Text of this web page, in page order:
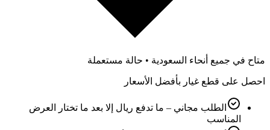
متاح في جميع أنحاء السعودية • حالة مستعملة
احصل على قطع غيار بأفضل الأسعار
الطلب مجاني – ما تدفع ريال إلا بعد ما تختار العرض
المناسب